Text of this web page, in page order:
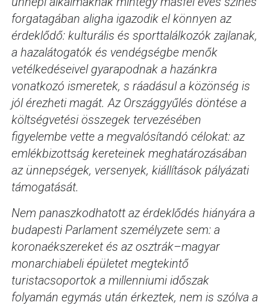
forgatagában aligha igazodik el könnyen az
érdeklődő: kulturális és sporttalálkozók zajlanak,
a hazalátogatók és vendégségbe menők
vetélkedéseivel gyarapodnak a hazánkra
vonatkozó ismeretek, s ráadásul a közönség is
jól érezheti magát. Az Országgyűlés döntése a
költségvetési összegek tervezésében
figyelembe vette a megvalósítandó célokat: az
emlékbizottság kereteinek meghatározásában
az ünnepségek, versenyek, kiállítások pályázati
támogatását.
Nem panaszkodhatott az érdeklődés hiányára a
budapesti Parlament személyzete sem: a
koronaékszereket és az osztrák–magyar
monarchiabeli épületet megtekintő
turistacsoportok a millenniumi időszak
folyamán egymás után érkeztek, nem is szólva a